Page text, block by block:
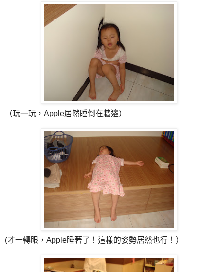
（玩一玩，Apple居然睡倒在牆邊）
(才一轉眼，Apple睡著了！這樣的姿勢居然也行！）